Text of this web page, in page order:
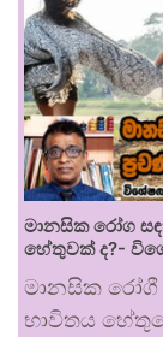
මානසික රෝග
හේතුවක් ද?-
මානසික රෝගී
භාවිතය